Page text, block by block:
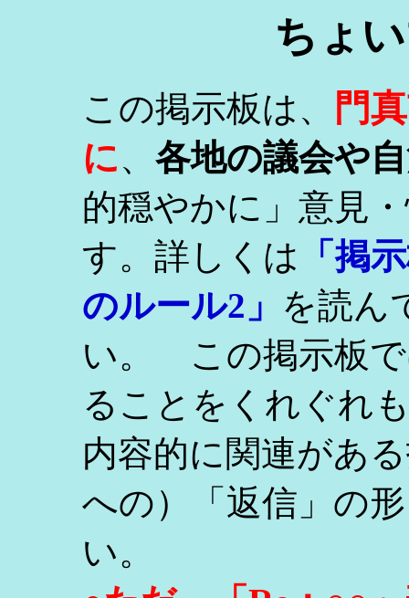
ちょ
この掲示板は、
門
に、 各地の議会や
的穏やかに」意見
す。詳しくは
「掲
のルール2」 を読ん
い。 この掲示板で
ることをくれぐれ
内容的に関連があ
への）「返信」の
い。